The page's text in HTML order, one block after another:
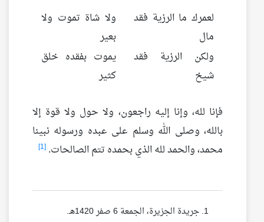
لعمرك ما الرزية فقد
مال
ولا شاة تموت ولا
بعير
ولكن الرزية فقد
شيخ
يموت بفقده خلق
كثير
فإنا لله، وإنا إليه راجعون، ولا حول ولا قوة إلا
بالله، وصلى الله وسلم على عبده ورسوله نبينا
محمد، والحمد لله الذي بحمده تتم الصالحات. [1]
جريدة الجزيرة، الجمعة 6 صفر 1420هـ.